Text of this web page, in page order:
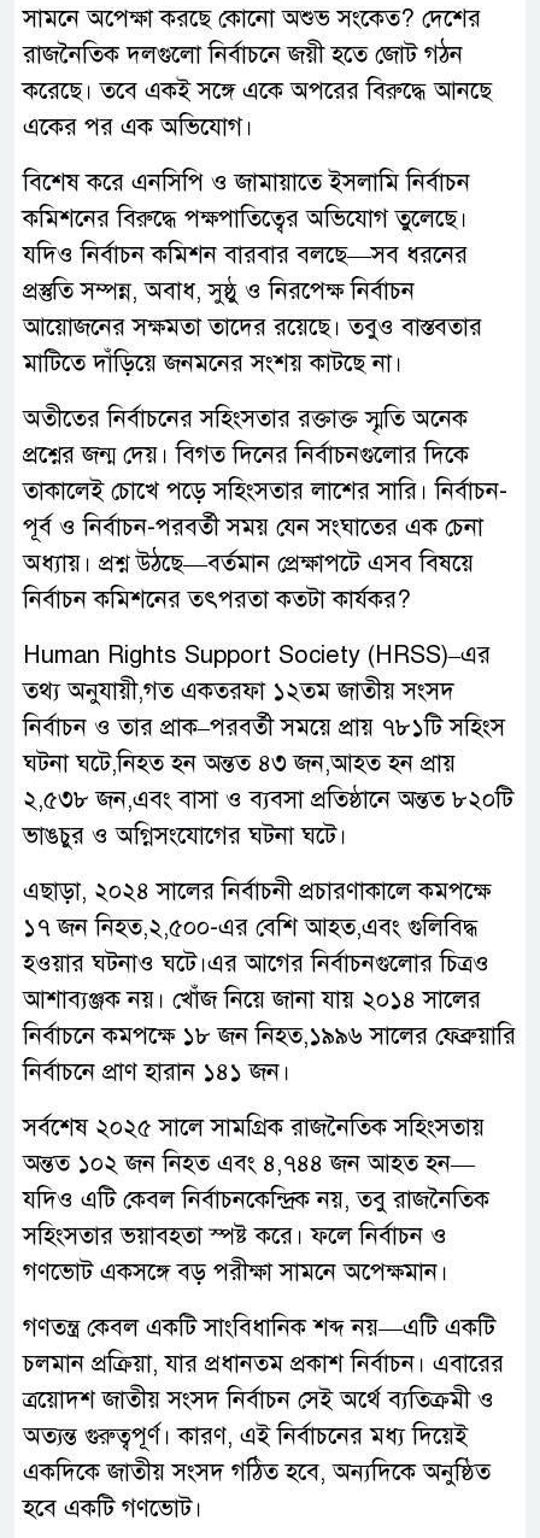
সামনে অপেক্ষা করছে কোনো অশুভ সংকেত? দেশের
রাজনৈতিক দলগুলো নির্বাচনে জয়ী হতে জোট গঠন
করেছে। তবে একই সঙ্গে একে অপরের বিরুদ্ধে আনছে
একের পর এক অভিযোগ।
বিশেষ করে এনসিপি ও জামায়াতে ইসলামি নির্বাচন
কমিশনের বিরুদ্ধে পক্ষপাতিত্বের অভিযোগ তুলেছে।
যদিও নির্বাচন কমিশন বারবার বলছে—সব ধরনের
প্রস্তুতি সম্পন্ন, অবাধ, সুষ্ঠু ও নিরপেক্ষ নির্বাচন
আয়োজনের সক্ষমতা তাদের রয়েছে। তবুও বাস্তবতার
মাটিতে দাঁড়িয়ে জনমনের সংশয় কাটছে না।
অতীতের নির্বাচনের সহিংসতার রক্তাক্ত স্মৃতি অনেক
প্রশ্নের জন্ম দেয়। বিগত দিনের নির্বাচনগুলোর দিকে
তাকালেই চোখে পড়ে সহিংসতার লাশের সারি। নির্বাচন-
পূর্ব ও নির্বাচন-পরবর্তী সময় যেন সংঘাতের এক চেনা
অধ্যায়। প্রশ্ন উঠছে—বর্তমান প্রেক্ষাপটে এসব বিষয়ে
নির্বাচন কমিশনের তৎপরতা কতটা কার্যকর?
Human Rights Support Society (HRSS)–এর
তথ্য অনুযায়ী,গত একতরফা ১২তম জাতীয় সংসদ
নির্বাচন ও তার প্রাক–পরবর্তী সময়ে প্রায় ৭৮১টি সহিংস
ঘটনা ঘটে,নিহত হন অন্তত ৪৩ জন,আহত হন প্রায়
২,৫৩৮ জন,এবং বাসা ও ব্যবসা প্রতিষ্ঠানে অন্তত ৮২০টি
ভাঙচুর ও অগ্নিসংযোগের ঘটনা ঘটে।
এছাড়া, ২০২৪ সালের নির্বাচনী প্রচারণাকালে কমপক্ষে
১৭ জন নিহত,২,৫০০-এর বেশি আহত,এবং গুলিবিদ্ধ
হওয়ার ঘটনাও ঘটে।এর আগের নির্বাচনগুলোর চিত্রও
আশাব্যঞ্জক নয়। খোঁজ নিয়ে জানা যায় ২০১৪ সালের
নির্বাচনে কমপক্ষে ১৮ জন নিহত,১৯৯৬ সালের ফেব্রুয়ারি
নির্বাচনে প্রাণ হারান ১৪১ জন।
সর্বশেষ ২০২৫ সালে সামগ্রিক রাজনৈতিক সহিংসতায়
অন্তত ১০২ জন নিহত এবং ৪,৭৪৪ জন আহত হন—
যদিও এটি কেবল নির্বাচনকেন্দ্রিক নয়, তবু রাজনৈতিক
সহিংসতার ভয়াবহতা স্পষ্ট করে। ফলে নির্বাচন ও
গণভোট একসঙ্গে বড় পরীক্ষা সামনে অপেক্ষমান।
গণতন্ত্র কেবল একটি সাংবিধানিক শব্দ নয়—এটি একটি
চলমান প্রক্রিয়া, যার প্রধানতম প্রকাশ নির্বাচন। এবারের
ত্রয়োদশ জাতীয় সংসদ নির্বাচন সেই অর্থে ব্যতিক্রমী ও
অত্যন্ত গুরুত্বপূর্ণ। কারণ, এই নির্বাচনের মধ্য দিয়েই
একদিকে জাতীয় সংসদ গঠিত হবে, অন্যদিকে অনুষ্ঠিত
হবে একটি গণভোট।